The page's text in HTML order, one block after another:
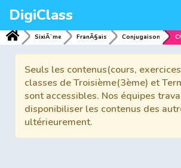
DigiClass
SixiÃ¨me FranÃ§ais Conjugaison
Seuls les contenus(cours,
classes de Troisième(3ème) et
sont accessibles. Nos équipes
disponibiliser les contenus des
ultérieurement.